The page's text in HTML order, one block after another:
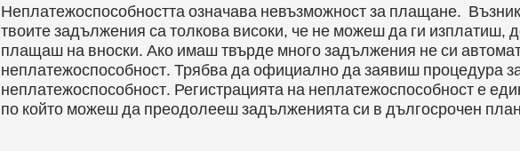
Неплатежоспособността означава невъзможност за плащане.
твоите задължения са толкова високи, че не можеш да ги изплатиш,
плащаш на вноски. Ако имаш твърде много задължения не си
неплатежоспособност. Трябва да официално да заявиш процедура
неплатежоспособност. Регистрацията на неплатежоспособност е
по който можеш да преодолееш задълженията си в дългосрочен